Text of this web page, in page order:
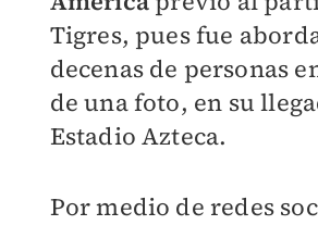
Tigres, pues fue
decenas de personas
de una foto, en su
Estadio Azteca.
Por medio de redes